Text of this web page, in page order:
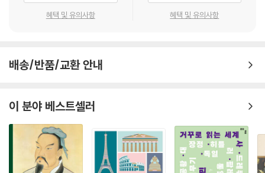
돌로 된 집들, 짐바브웨
인도와 유럽의 첫 만남은 기원전 326년으로 거슬러 간다. 페르시아를 넘
어온 알렉산드로스 대왕의 그리스 군대가 인더스강에 도착했을 때다. 알렉
이 ‘인도’로 불리게 된 것이다. 중세에 인도는 동양 전체를 나타내는 명칭이
동쪽에 있는 지역 하나의 이름이 쉽게 정해지지 않았다. 인도의 연장선상
리학자인 콘라드 말테 브룬이 인도 문명과 중국 문명의 문화적 영향이 함
께 미친 지역이기에 인도차이나(Indochina)라고 부르면서 그 명칭 문제
는 일단락되었다.
혜택 및 유의사항 혜택 및 유의사항
배송/반품/교환 안내
이 분야 베스트셀러